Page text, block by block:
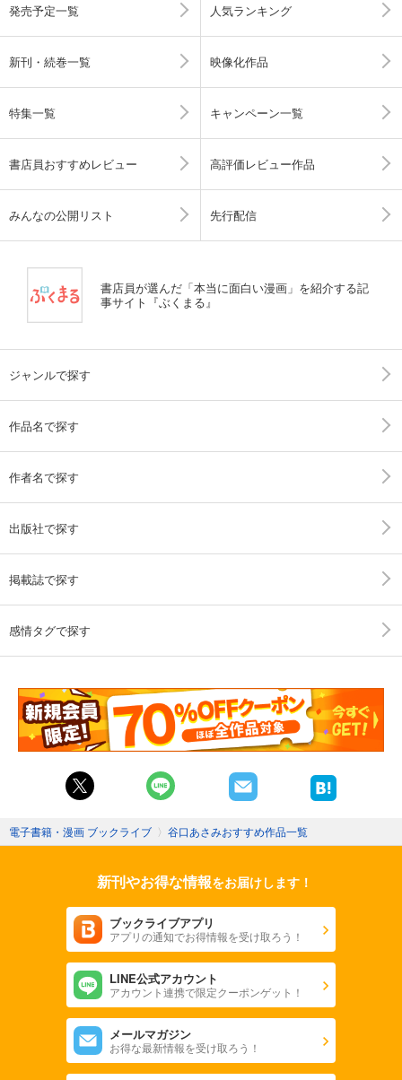
発売予定一覧 人気ランキング
新刊・続巻一覧 映像化作品
特集一覧 キャンペーン一覧
書店員おすすめレビュー 高評価レビュー作品
みんなの公開リスト 先行配信
書店員が選んだ「本当に面白い漫画」を紹介する記
事サイト『ぶくまる』
ジャンルで探す
作品名で探す
作者名で探す
出版社で探す
掲載誌で探す
感情タグで探す
電子書籍・漫画 ブックライブ 〉 谷口あさみおすすめ作品一覧
新刊やお得な情報をお届けします！
ブックライブアプリ
アプリの通知でお得情報を受け取ろう！
LINE公式アカウント
アカウント連携で限定クーポンゲット！
メールマガジン
お得な最新情報を受け取ろう！